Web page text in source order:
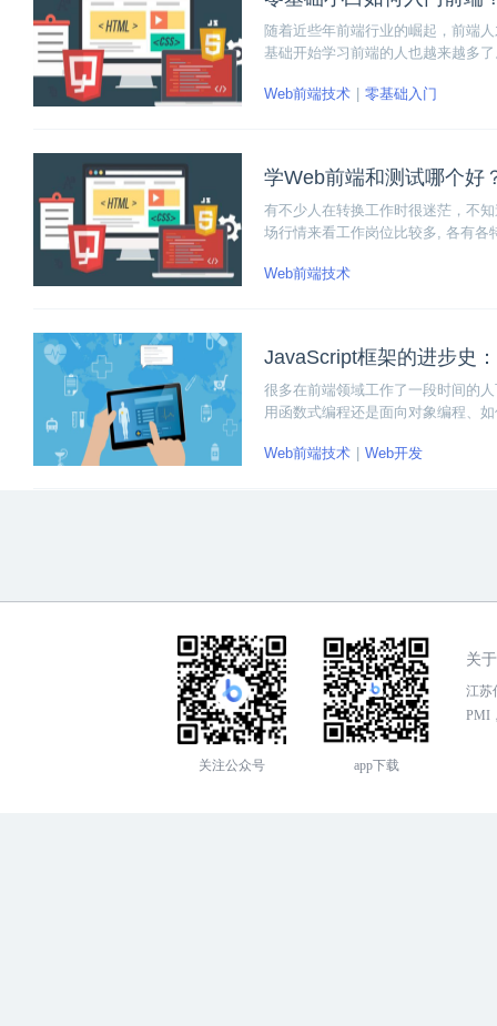
随着近些年前端行业的崛起，前端
基础开始学习前端的人也越来越多
前端感兴趣就接着看下去吧！
Web前端技术 零基础入门
学Web前端和测试哪个好
有不少人在转换工作时很迷茫，不
场行情来看工作岗位比较多, 各有各
Web前端技术
JavaScript框架的进步史
很多在前端领域工作了一段时间的
用函数式编程还是面向对象编程、
Web前端技术 Web开发
关注公众号 app下载
关
江苏
PMI